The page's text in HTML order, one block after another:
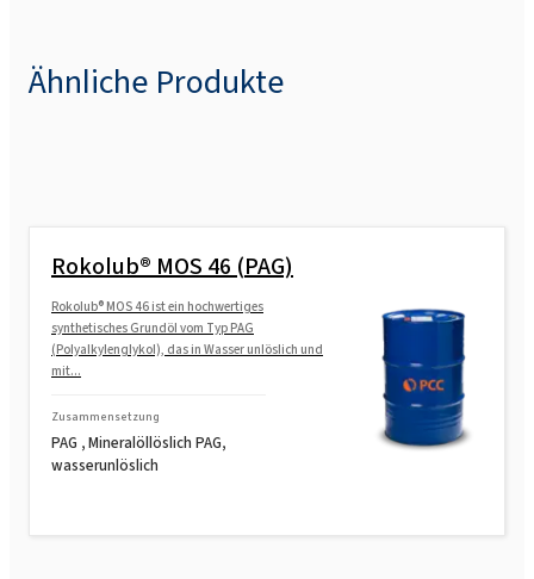
Ähnliche Produkte
Rokolub® MOS 46 (PAG)
Rokolub® MOS 46 ist ein hochwertiges
synthetisches Grundöl vom Typ PAG
(Polyalkylenglykol), das in Wasser unlöslich und
mit...
Zusammensetzung
PAG , Mineralöllöslich PAG,
wasserunlöslich